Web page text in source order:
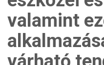
valamint